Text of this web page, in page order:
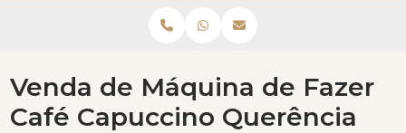
Venda de Máquina de Fazer
Café Capuccino Querência